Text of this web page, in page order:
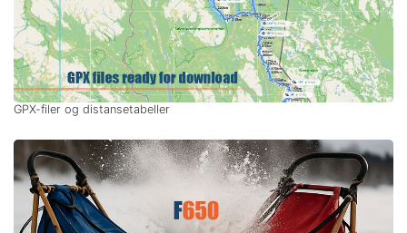
GPX-filer og distansetabeller